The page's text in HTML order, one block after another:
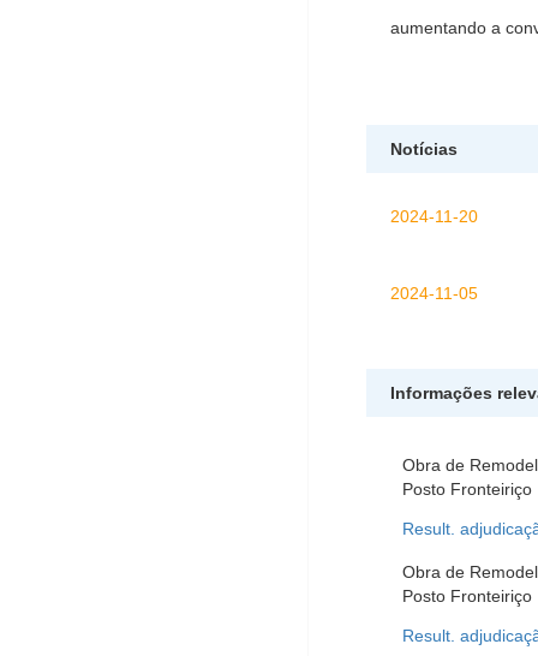
aumentando a
Notícias
2024-11-20
2024-11-05
Informações
Obra de
Posto
Result.
Obra de
Posto Fronteiriço
Result.